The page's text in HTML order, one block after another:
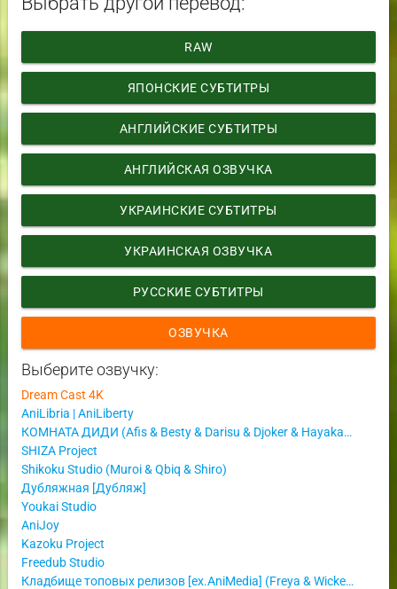
RAW
ЯПОНСКИЕ СУБТИТРЫ
АНГЛИЙСКИЕ СУБТИТРЫ
АНГЛИЙСКАЯ ОЗВУЧКА
УКРАИНСКИЕ СУБТИТРЫ
УКРАИНСКАЯ ОЗВУЧКА
РУССКИЕ СУБТИТРЫ
ОЗВУЧКА
Выберите озвучку:
Dream Cast 4K
AniLibria | AniLiberty
КОМНАТА ДИДИ (Afis & Besty & Darisu & Djoker & Hayakawa & Saref & ДЯДЮШКА ТОТС)
SHIZA Project
Shikoku Studio (Muroi & Qbiq & Shiro)
Дубляжная [Дубляж]
Youkai Studio
AniJoy
Kazoku Project
Freedub Studio
Кладбище топовых релизов [ex.AniMedia] (Freya & Wicked Wayfarer)